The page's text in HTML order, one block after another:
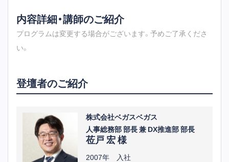
内容詳細・講師のご紹介
プログラムは変更する場合がございます。予めご了承くださ
い。
登壇者のご紹介
株式会社ベガスベガス
人事総務部 部長 兼 DX推進部 部長
莅戸 宏 様
2007年 入社